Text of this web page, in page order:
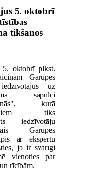
5. oktobrī
tikšanos
5. oktobrī plkst.
Garupes
uz
sapulci
kurā
tiks
iedzīvotāju
Garupes
ar ekspertu
jo ir svarīgi
vienoties par
rīcībām.